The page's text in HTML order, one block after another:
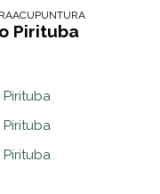
CACHORRO COLUNA
ACUPUNTURA CACHORRO
Pirituba